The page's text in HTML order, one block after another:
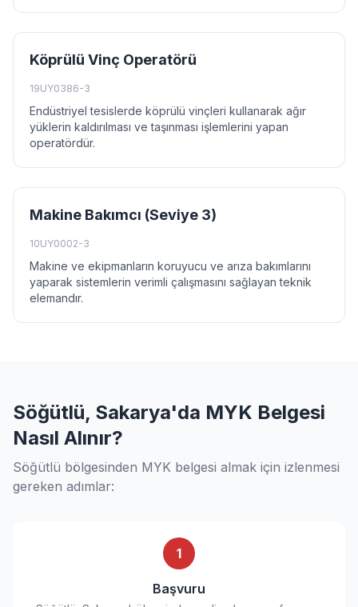
Köprülü Vinç Operatörü
19UY0386-3
Endüstriyel tesislerde köprülü vinçleri kullanarak ağır
yüklerin kaldırılması ve taşınması işlemlerini yapan
operatördür.
Makine Bakımcı (Seviye 3)
10UY0002-3
Makine ve ekipmanların koruyucu ve arıza bakımlarını
yaparak sistemlerin verimli çalışmasını sağlayan teknik
elemandır.
Söğütlü, Sakarya'da MYK Belgesi
Nasıl Alınır?
Söğütlü bölgesinden MYK belgesi almak için izlenmesi
gereken adımlar:
1
Başvuru